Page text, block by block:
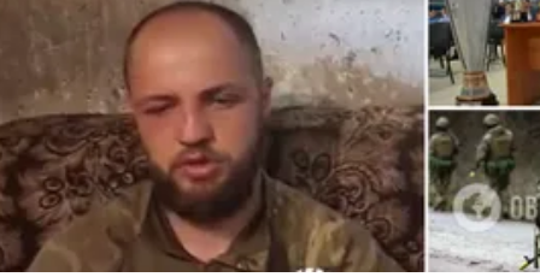
Społeczeństwo
Wojna na Ukrainie
Świat